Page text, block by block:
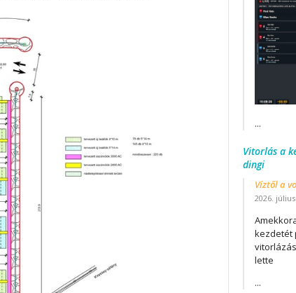
...
Vitorlás a
dingi
Víztől a
2026. július
kezdetét
lette
...